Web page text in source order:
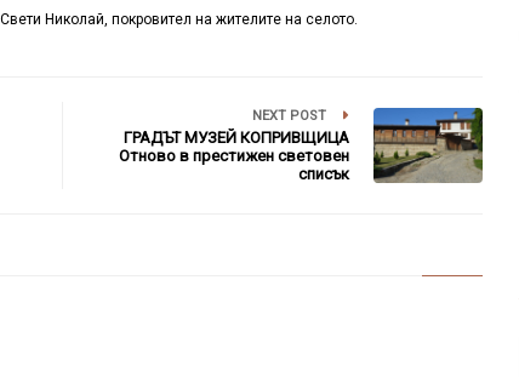
Николай, покровител на жителите на селото.
NEXT POST
ГРАДЪТ МУЗЕЙ КОПРИВЩИЦА
Отново в престижен световен
списък